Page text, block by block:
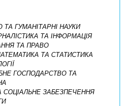
ГУМАНІТАРНІ НАУКИ
ТА ІНФОРМАЦІЯ
ТА ПРАВО
ТА СТАТИСТИКА
ГОСПОДАРСТВО ТА
ЗАБЕЗПЕЧЕННЯ